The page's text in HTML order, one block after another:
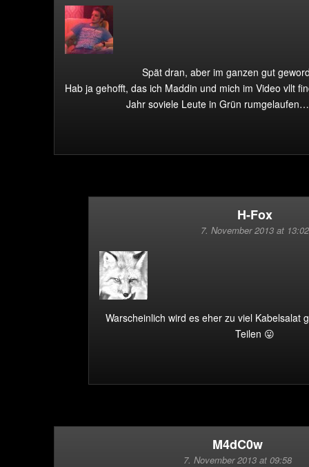
Spät dran, aber im ganzen gut
Hab ja gehofft, das ich Maddin und mich im Video vllt
Jahr soviele Leute in Grün
H-Fox
7. November 2013 at 13:02
Warscheinlich wird es eher zu viel Kabelsalat
Teilen 😛
M4dC0w
7. November 2013 at 09:58